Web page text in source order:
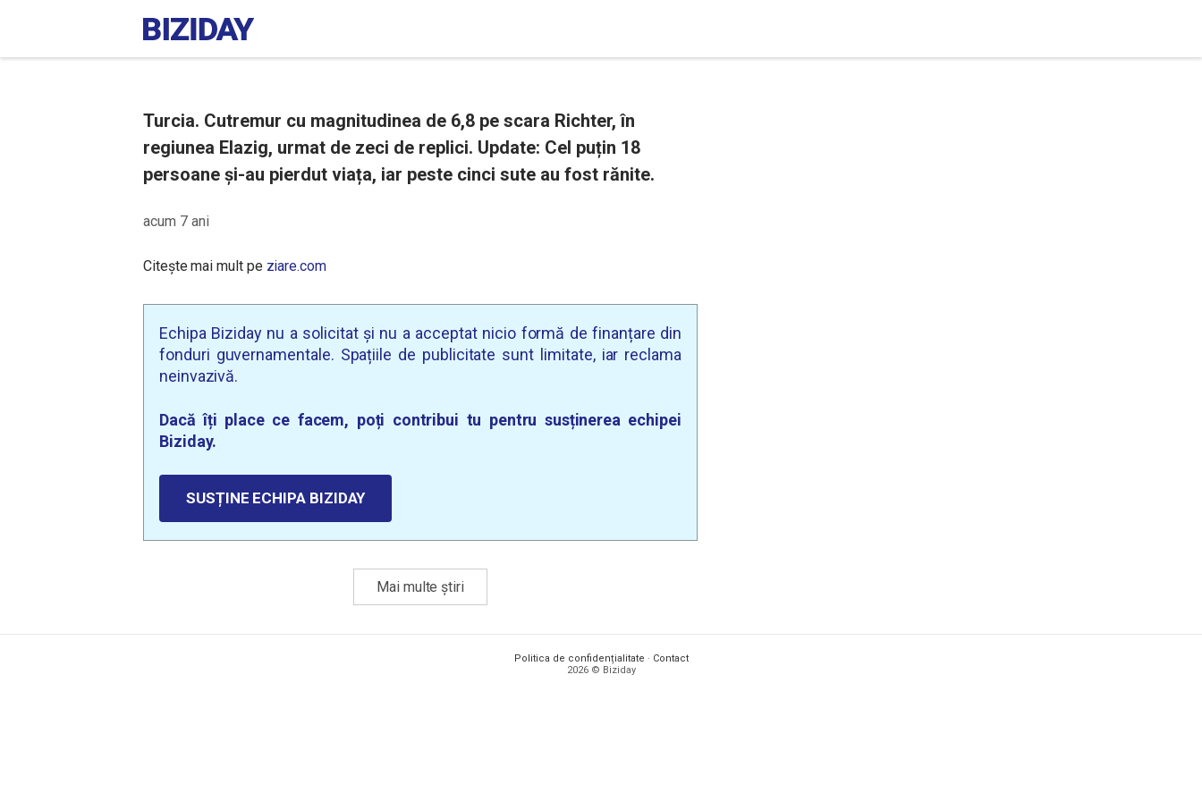
Turcia. Cutremur cu magnitudinea de 6,8 pe scara Richter, în
regiunea Elazig, urmat de zeci de replici. Update: Cel puțin 18
persoane și-au pierdut viața, iar peste cinci sute au fost rănite.
acum 7 ani
Citește mai mult pe ziare.com
Echipa Biziday nu a solicitat și nu a acceptat nicio formă de finanțare din
fonduri guvernamentale. Spațiile de publicitate sunt limitate, iar reclama
neinvazivă.
Dacă îți place ce facem, poți contribui tu pentru susținerea echipei
Biziday.
SUSȚINE ECHIPA BIZIDAY
Mai multe știri
Politica de confidențialitate · Contact
2026 © Biziday